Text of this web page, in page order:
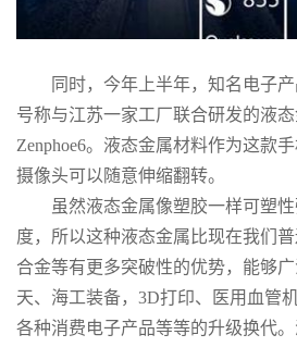
同时，今年上半年，知名电子
号称与江苏一家工厂联合研发的液
Zenphoe6。液态金属材料作为这款
摄像头可以随意伸缩翻转。
虽然液态金属像塑胶一样可塑
度，所以这种液态金属比现在我们
合金等有更多突破性的优势，能够
天、海工装备，3D打印、医用血管
各种消费电子产品等等的升级换代